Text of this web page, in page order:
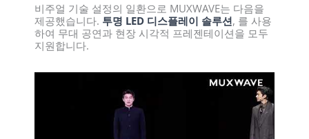
비주얼 기술 설정의 일환으로 MUXWAVE는 다음을
제공했습니다. 투명 LED 디스플레이 솔루션, 를 사용
하여 무대 공연과 현장 시각적 프레젠테이션을 모두
지원합니다.